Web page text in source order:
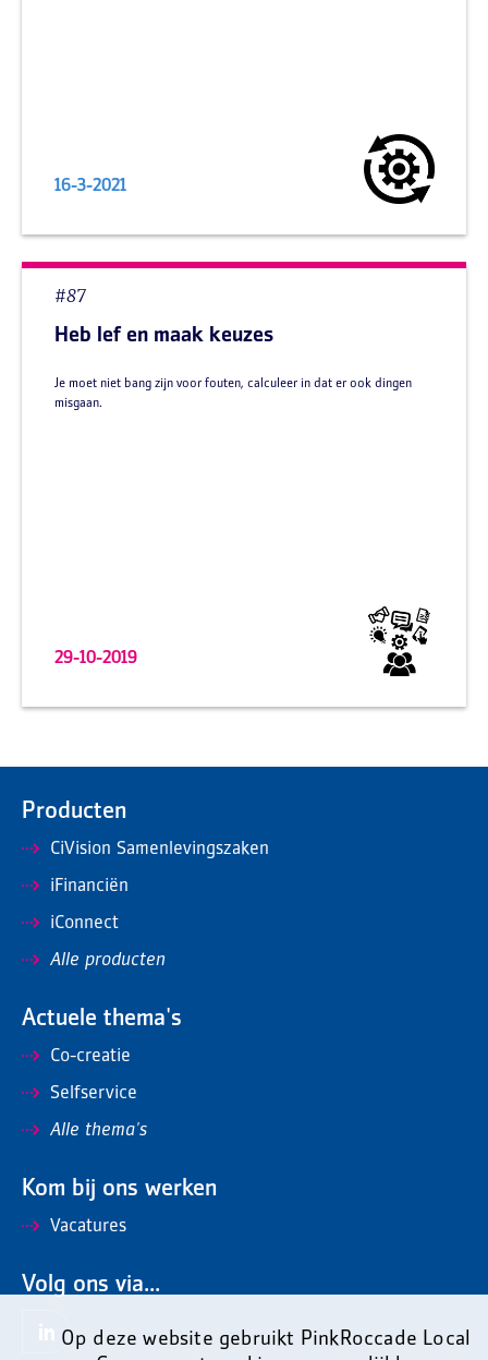
16-3-2021
#87
Heb lef en maak keuzes
Je moet niet bang zijn voor fouten, calculeer in dat er ook dingen
misgaan.
29-10-2019
Op deze website gebruikt PinkRoccade Local
Producten
CiVision Samenlevingszaken
iFinanciën
iConnect
Alle producten
Actuele thema's
Co-creatie
Selfservice
Alle thema's
Kom bij ons werken
Vacatures
Volg ons via...